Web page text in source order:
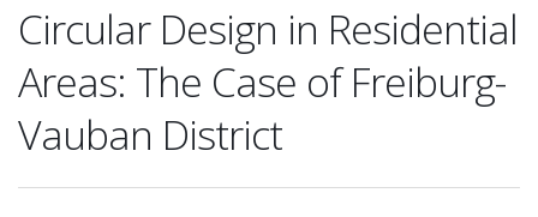
Circular Design in Residential
Areas: The Case of Freiburg-
Vauban District